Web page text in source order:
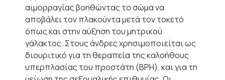
αιμορραγίας βοηθώντας το σώμα να
αποβάλει τον πλακούντα μετά τον τοκετό
όπως και στην αύξηση του μητρικού
γάλακτος. Στους άνδρες χρησιμοποιείται ως
διουριτικό για τη θεραπεία της καλοήθους
υπερπλασίας του προστάτη (ΒΡΗ), και για τη